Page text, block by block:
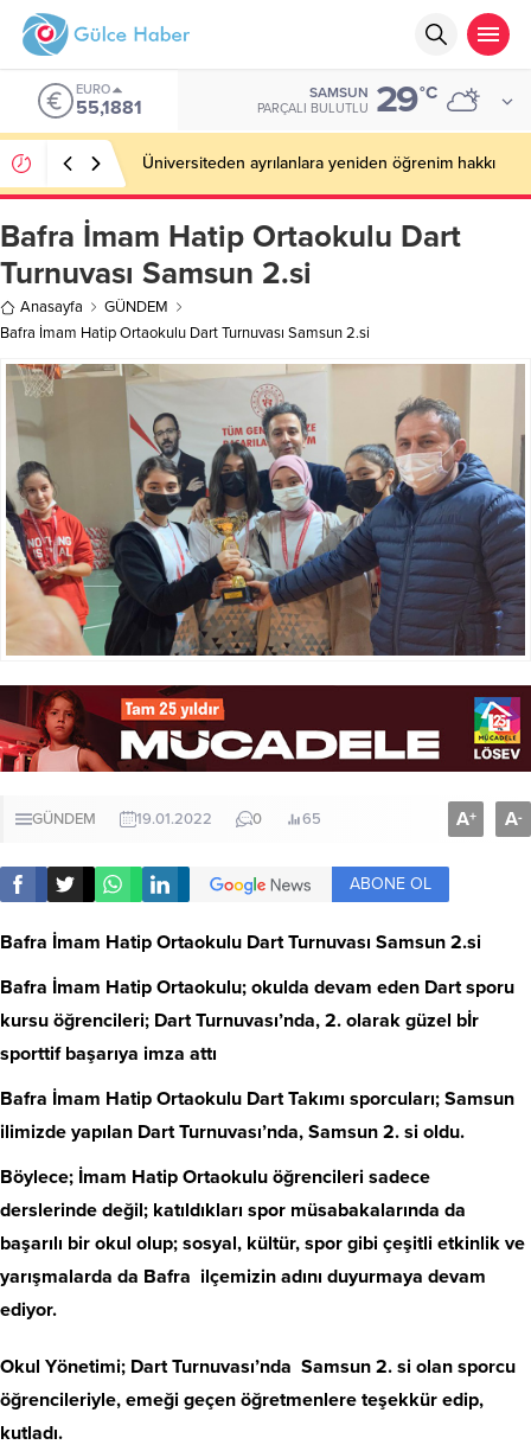
EURO
55,1881
SAMSUN
PARÇALI BULUTLU 29°C
Üniversiteden ayrılanlara yeniden öğrenim hakkı
Bafra İmam Hatip Ortaokulu Dart
Turnuvası Samsun 2.si
Anasayfa
GÜNDEM
Bafra İmam Hatip Ortaokulu Dart Turnuvası Samsun 2.si
GÜNDEM 19.01.2022 0 65 A+ A-
ABONE OL
Bafra İmam Hatip Ortaokulu Dart Turnuvası Samsun 2.si
Bafra İmam Hatip Ortaokulu; okulda devam eden Dart sporu
kursu öğrencileri; Dart Turnuvası’nda, 2. olarak güzel bİr
sporttif başarıya imza attı
Bafra İmam Hatip Ortaokulu Dart Takımı sporcuları; Samsun
ilimizde yapılan Dart Turnuvası’nda, Samsun 2. si oldu.
Böylece; İmam Hatip Ortaokulu öğrencileri sadece
derslerinde değil; katıldıkları spor müsabakalarında da
başarılı bir okul olup; sosyal, kültür, spor gibi çeşitli etkinlik ve
yarışmalarda da Bafra ilçemizin adını duyurmaya devam
ediyor.
Okul Yönetimi; Dart Turnuvası’nda Samsun 2. si olan sporcu
öğrencileriyle, emeği geçen öğretmenlere teşekkür edip,
kutladı.